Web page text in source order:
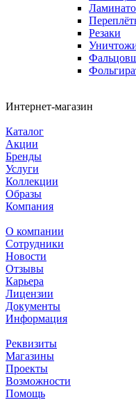
Резаки
Интернет-магазин
Каталог
Акции
Бренды
Услуги
Коллекции
Образы
Компания
О компании
Сотрудники
Новости
Отзывы
Карьера
Лицензии
Документы
Информация
Реквизиты
Магазины
Проекты
Возможности
Помощь